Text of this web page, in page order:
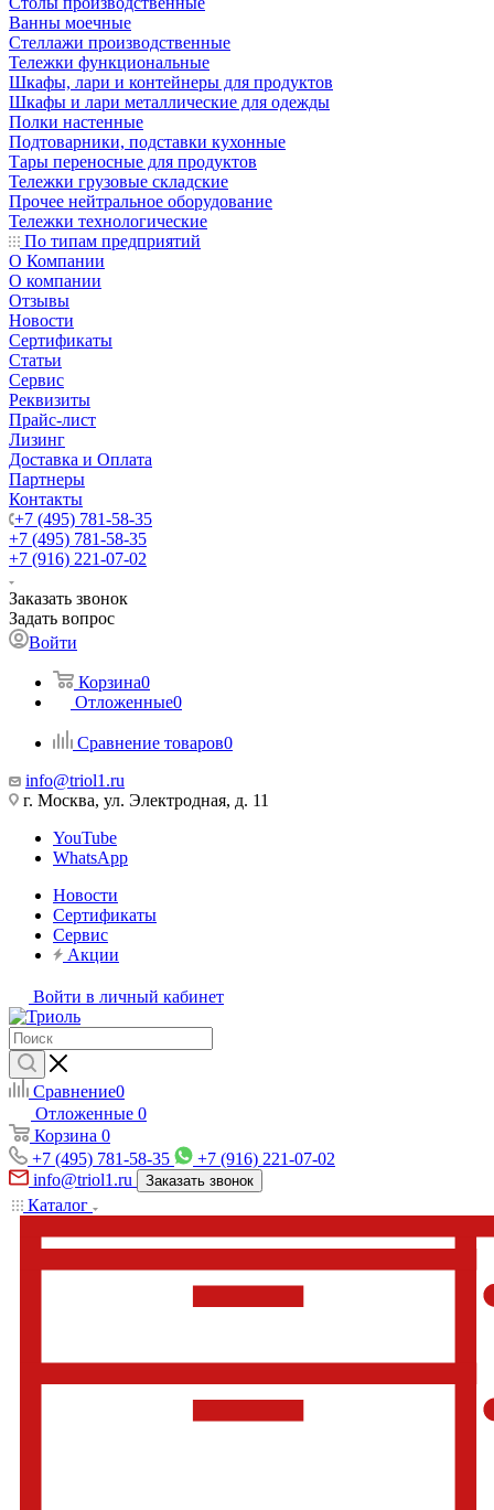
Ванны моечные
Стеллажи производственные
Тележки функциональные
Шкафы, лари и контейнеры для продуктов
Шкафы и лари металлические для одежды
Полки настенные
Подтоварники, подставки кухонные
Тары переносные для продуктов
Тележки грузовые складские
Прочее нейтральное оборудование
Тележки технологические
По типам предприятий
О Компании
О компании
Отзывы
Новости
Сертификаты
Статьи
Сервис
Реквизиты
Прайс-лист
Лизинг
Доставка и Оплата
Партнеры
Контакты
+7 (495) 781-58-35
+7 (495) 781-58-35
+7 (916) 221-07-02
Заказать звонок
Задать вопрос
Войти
Корзина0
Отложенные0
Сравнение товаров0
info@triol1.ru
г. Москва, ул. Электродная, д. 11
YouTube
WhatsApp
Новости
Сертификаты
Сервис
Акции
Войти в личный кабинет
Сравнение0
Отложенные 0
Корзина 0
+7 (495) 781-58-35
+7 (916) 221-07-02
info@triol1.ru
Заказать звонок
Каталог